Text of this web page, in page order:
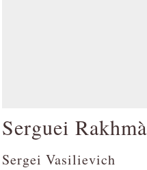
Serguei
Sergei Vasilievich